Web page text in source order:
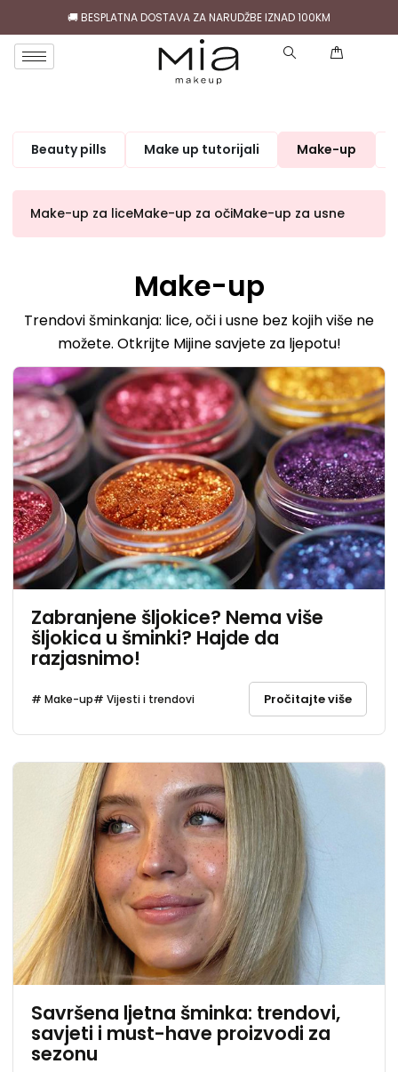
🚚 BESPLATNA DOSTAVA ZA NARUDŽBE IZNAD 100KM
Beauty pills Make up tutorijali Make-up
Make-up za liceMake-up za očiMake-up za usne
Make-up
Trendovi šminkanja: lice, oči i usne bez kojih više ne
možete. Otkrijte Mijine savjete za ljepotu!
Zabranjene šljokice? Nema više
šljokica u šminki? Hajde da
razjasnimo!
# Make-up# Vijesti i trendovi Pročitajte više
Savršena ljetna šminka: trendovi,
savjeti i must-have proizvodi za
sezonu